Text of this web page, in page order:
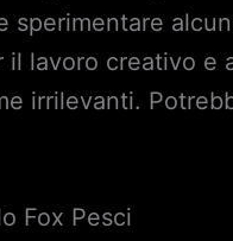
sperimentare
il lavoro creativo e
irrilevanti.
Fox Pesci